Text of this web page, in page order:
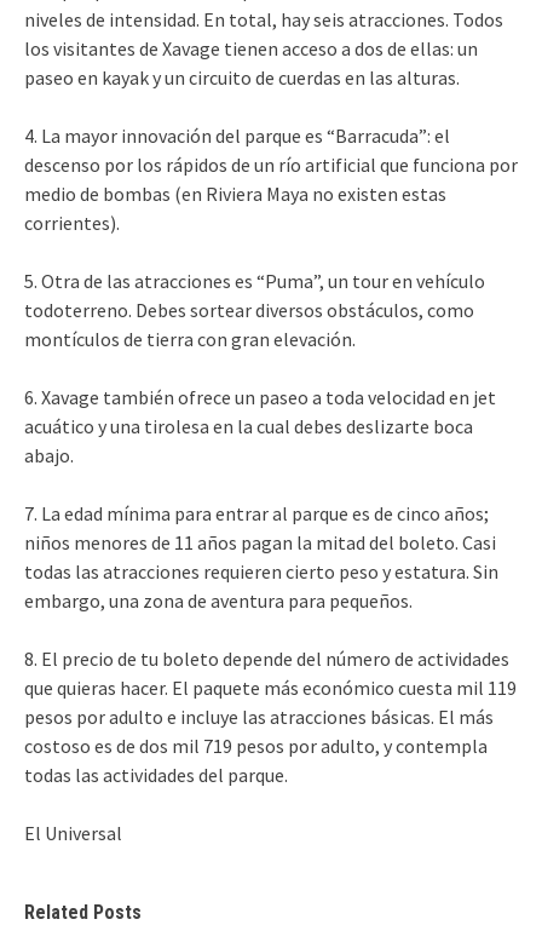
niveles de intensidad. En total, hay seis atracciones. Todos
los visitantes de Xavage tienen acceso a dos de ellas: un
paseo en kayak y un circuito de cuerdas en las alturas.
4. La mayor innovación del parque es “Barracuda”: el
descenso por los rápidos de un río artificial que funciona por
medio de bombas (en Riviera Maya no existen estas
corrientes).
5. Otra de las atracciones es “Puma”, un tour en vehículo
todoterreno. Debes sortear diversos obstáculos, como
montículos de tierra con gran elevación.
6. Xavage también ofrece un paseo a toda velocidad en jet
acuático y una tirolesa en la cual debes deslizarte boca
abajo.
7. La edad mínima para entrar al parque es de cinco años;
niños menores de 11 años pagan la mitad del boleto. Casi
todas las atracciones requieren cierto peso y estatura. Sin
embargo, una zona de aventura para pequeños.
8. El precio de tu boleto depende del número de actividades
que quieras hacer. El paquete más económico cuesta mil 119
pesos por adulto e incluye las atracciones básicas. El más
costoso es de dos mil 719 pesos por adulto, y contempla
todas las actividades del parque.
El Universal
Related Posts